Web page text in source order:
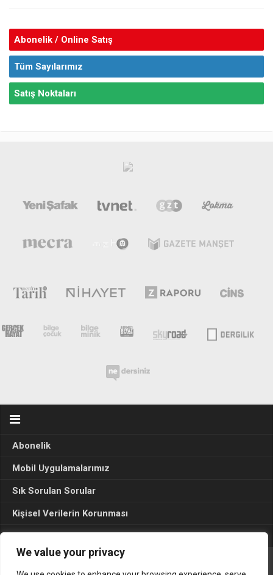
We value your privacy
Abonelik / Online Satış
Tüm Sayılarımız
Satış Noktaları
Abonelik
Mobil Uygulamalarımız
Sık Sorulan Sorular
Kişisel Verilerin Korunması
Seçim Sonuçları 2024